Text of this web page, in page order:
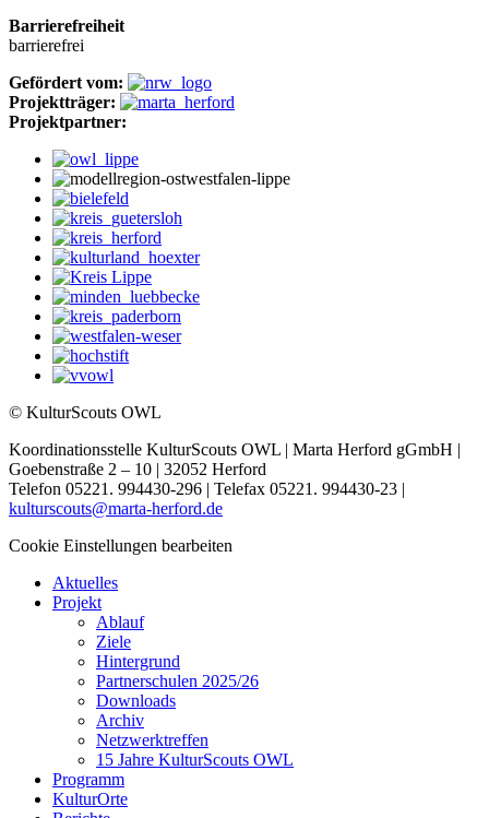
Barrierefreiheit
barrierefrei
Gefördert vom:
Projektträger:
Projektpartner:
© KulturScouts OWL
Koordinationsstelle KulturScouts OWL | Marta Herford gGmbH |
Goebenstraße 2 – 10 | 32052 Herford
Telefon 05221. 994430-296 | Telefax 05221. 994430-23 |
kulturscouts@marta-herford.de
Cookie Einstellungen bearbeiten
Aktuelles
Projekt
Ablauf
Ziele
Hintergrund
Partnerschulen 2025/26
Downloads
Archiv
Netzwerktreffen
15 Jahre KulturScouts OWL
Programm
KulturOrte